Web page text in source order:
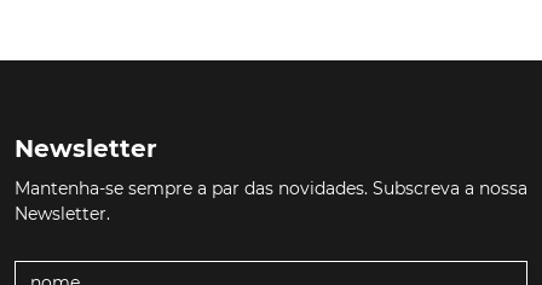
Newsletter
Mantenha-se sempre a par das novidades. Subscreva a nossa
Newsletter.